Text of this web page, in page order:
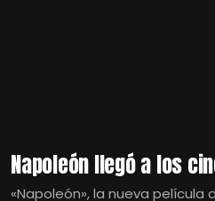
Napoleón llegó a los
«Napoleón», la nueva película